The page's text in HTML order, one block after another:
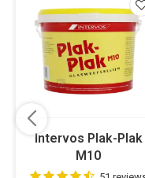
Intervos Plak-Plak
M10